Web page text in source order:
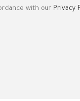
with our Privacy